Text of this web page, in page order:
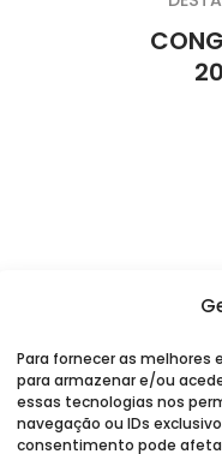
Para fornecer as melhores
para armazenar e/ou
essas tecnologias nos
navegação ou IDs
consentimento pode